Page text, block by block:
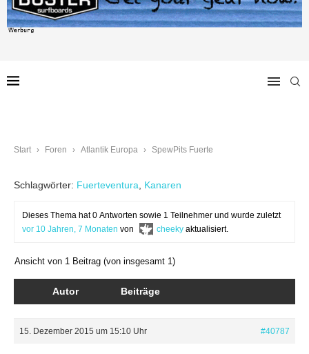
Start › Foren › Atlantik Europa › SpewPits Fuerte
Schlagwörter: Fuerteventura Kanaren
Dieses Thema hat 0 Antworten sowie 1 Teilnehmer und wurde zuletzt
vor 10 Jahren, 7 Monaten von cheeky aktualisiert.
Ansicht von 1 Beitrag (von insgesamt 1)
Autor Beiträge
15. Dezember 2015 um 15:10 Uhr #40787